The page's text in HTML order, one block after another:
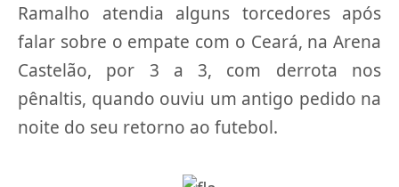
Ramalho atendia alguns torcedores após
falar sobre o empate com o Ceará, na Arena
Castelão, por 3 a 3, com derrota nos
pênaltis, quando ouviu um antigo pedido na
noite do seu retorno ao futebol.